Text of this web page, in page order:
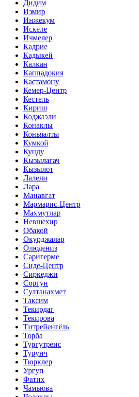
Дидим
Измир
Инжекум
Искеле
Ичмелер
Кадрие
Кадыкей
Калкан
Каппадокия
Кастамону
Кемер-Центр
Кестель
Кириш
Коджаэли
Конаклы
Коньяалты
Кумкой
Кунду
Кызылагач
Кызылот
Лалели
Лара
Манавгат
Мармарис-Центр
Махмутлар
Невшехир
Обакой
Окурджалар
Олюдениз
Саригерме
Сиде-Центр
Сиркеджи
Соргун
Султанахмет
Таксим
Текирдаг
Текирова
Титрейенгёль
Торба
Тургутреис
Турунч
Тюрклер
Ургуп
Фатих
Чамьюва